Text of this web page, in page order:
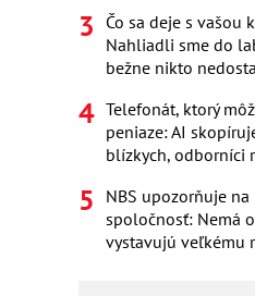
Čo sa deje s vašou
Nahliadli sme do
bežne nikto
Telefonát, ktorý
peniaze: AI
blízkych, odborníci
NBS upozorňuje
spoločnosť: Nemá
vystavujú veľkému